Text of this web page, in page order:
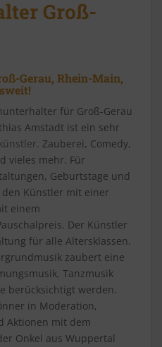
Groß-
Gerau, Rhein-Main,
für Groß-Gerau
Amstadt ist ein sehr
. Zauberei, Comedy,
vieles mehr. Für
Geburtstage und
den Künstler mit einer
einem
Der Künstler
für alle Altersklassen.
zaubert eine
Tanzmusik
berücksichtigt werden.
in Moderation,
Aktionen mit dem
Onkel aus Wuppertal